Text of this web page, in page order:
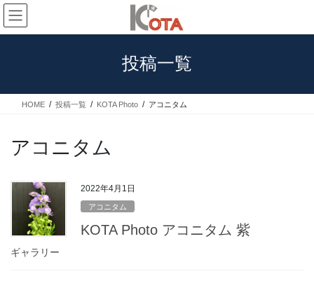
コ
ン
テ
ス
ナ
ビ
ゲ
ン
投稿一覧
HOME 投稿一覧 KOTA Photo アコニタム
アコニタム
2022年4月1日
アコニタム
KOTA Photo アコニタム 紫
ギャラリー